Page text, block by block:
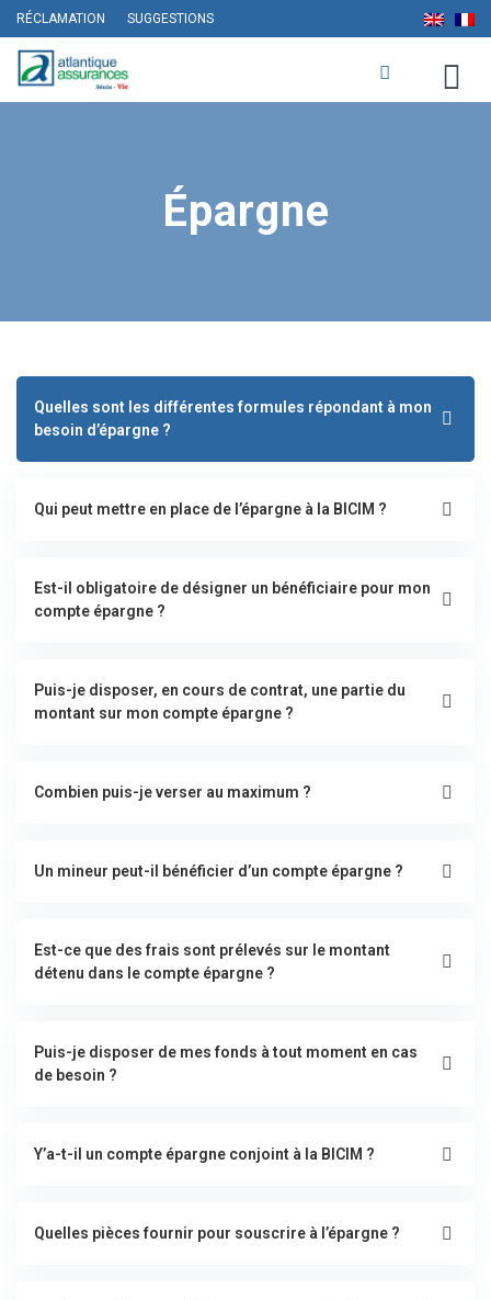
RÉCLAMATION SUGGESTIONS
Épargne
Quelles sont les différentes formules répondant à mon
besoin d’épargne ?
Qui peut mettre en place de l’épargne à la BICIM ?
Est-il obligatoire de désigner un bénéficiaire pour mon
compte épargne ?
Puis-je disposer, en cours de contrat, une partie du
montant sur mon compte épargne ?
Combien puis-je verser au maximum ?
Un mineur peut-il bénéficier d’un compte épargne ?
Est-ce que des frais sont prélevés sur le montant
détenu dans le compte épargne ?
Puis-je disposer de mes fonds à tout moment en cas
de besoin ?
Y’a-t-il un compte épargne conjoint à la BICIM ?
Quelles pièces fournir pour souscrire à l’épargne ?